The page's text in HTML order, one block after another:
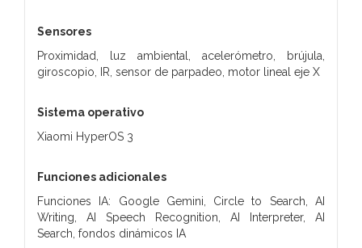
Sensores
Proximidad, luz ambiental, acelerómetro, brújula,
giroscopio, IR, sensor de parpadeo, motor lineal eje X
Sistema operativo
Xiaomi HyperOS 3
Funciones adicionales
Funciones IA: Google Gemini, Circle to Search, AI
Writing, AI Speech Recognition, AI Interpreter, AI
Search, fondos dinámicos IA